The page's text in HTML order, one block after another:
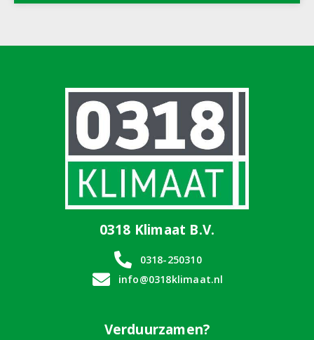
0318 Klimaat B.V.
0318-250310
info@0318klimaat.nl
Verduurzamen?